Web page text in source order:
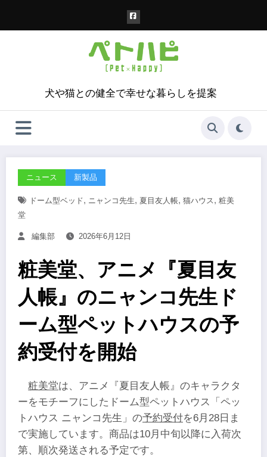
犬や猫との健全で幸せな暮らしを提案
ニュース 新製品
ドーム型ベッド, ニャンコ先生, 夏目友人帳, 猫ハウス, 粧美
堂
編集部 2026年6月12日
粧美堂、アニメ『夏目友
人帳』のニャンコ先生ド
ーム型ペットハウスの予
約受付を開始
粧美堂は、アニメ『夏目友人帳』のキャラクタ
ーをモチーフにしたドーム型ペットハウス「ペッ
トハウス ニャンコ先生」の予約受付を6月28日ま
で実施しています。商品は10月中旬以降に入荷次
第、順次発送される予定です。